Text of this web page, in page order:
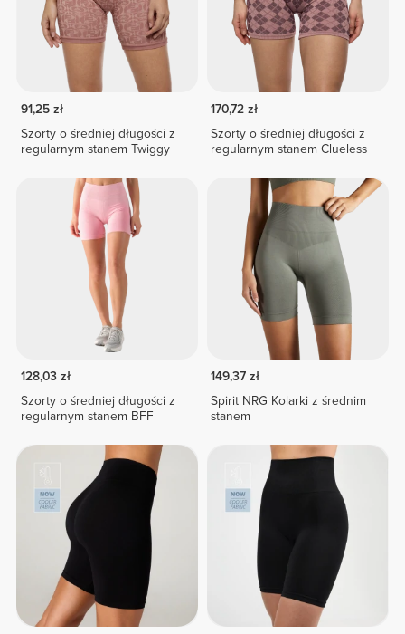
91,25 zł
Szorty o średniej długości z
regularnym stanem Twiggy
170,72 zł
Szorty o średniej długości z
regularnym stanem Clueless
128,03 zł
Szorty o średniej długości z
regularnym stanem BFF
149,37 zł
Spirit NRG Kolarki z średnim
stanem